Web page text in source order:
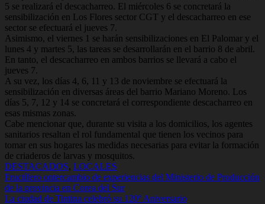
5 se realizará el descacharreo. El miércoles 6 se concretará la
sensibilización en Los Flores sector CGT y el descacharreo en ese
sector se efectuará el jueves 7.
Asimismo, el viernes 1 se harán sensibilizaciones en El Palomar y el
lunes 4 y martes 5, las tareas se desarrollarán en el barrio 8 de abril.
En tanto, el descacharreo en ambos barrios se llevará a cabo el
jueves 7.
A su vez, los días 4, 6, 11 y 13 de noviembre se efectuará la
sensibilización en diversas áreas del barrio Mariano Moreno. Los
días 5, 7, 12 y 14 se concretará el correspondiente descacharreo en
esas mismas zonas.
Cabe mencionar que, durante su visita a los domicilios, los agentes
sanitarios resaltan el rol fundamental que tienen los vecinos para
tomar en sus hogares las medidas necesarias para evitar la formación
de criaderos de larvas y mosquitos.
DESTACADOS, LOCALES
Navegación
de
Fructífero ontercambio de experiencias del Ministerio de Producción
de la provincia en Corea del Sur
La ciudad de Tintina celebró su 120º Aniversario